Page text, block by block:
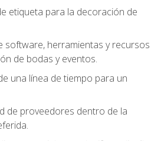
etiqueta para la decoración de
software, herramientas y recursos
de bodas y eventos.
una línea de tiempo para un
de proveedores dentro de la